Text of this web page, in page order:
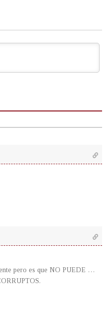
pero es que NO PUEDE …